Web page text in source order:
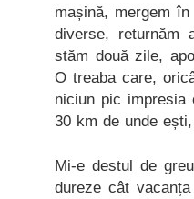
mașină, mergem în
diverse, returnăm
stăm două zile,
O treaba care,
niciun pic
30 km de unde
Mi-e destul de
dureze cât